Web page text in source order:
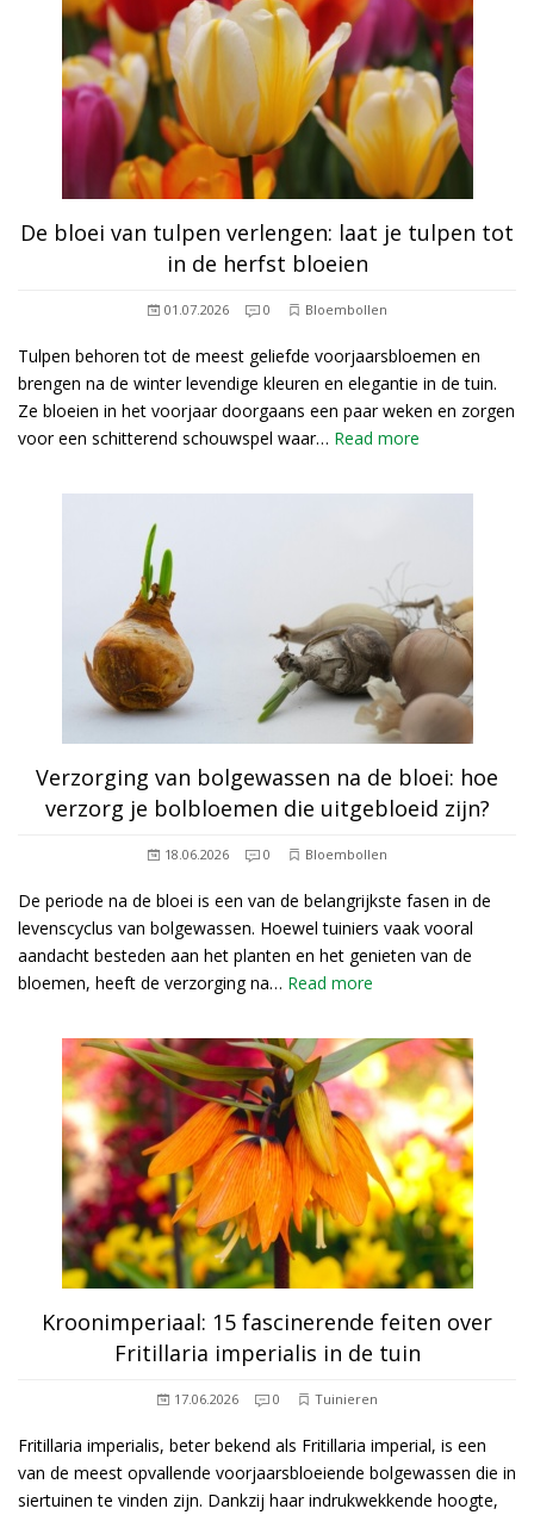
De bloei van tulpen verlengen: laat je tulpen tot
in de herfst bloeien
01.07.2026 0 Bloembollen
Tulpen behoren tot de meest geliefde voorjaarsbloemen en
brengen na de winter levendige kleuren en elegantie in de tuin.
Ze bloeien in het voorjaar doorgaans een paar weken en zorgen
voor een schitterend schouwspel waar… Read more
Verzorging van bolgewassen na de bloei: hoe
verzorg je bolbloemen die uitgebloeid zijn?
18.06.2026 0 Bloembollen
De periode na de bloei is een van de belangrijkste fasen in de
levenscyclus van bolgewassen. Hoewel tuiniers vaak vooral
aandacht besteden aan het planten en het genieten van de
bloemen, heeft de verzorging na… Read more
Kroonimperiaal: 15 fascinerende feiten over
Fritillaria imperialis in de tuin
17.06.2026 0 Tuinieren
Fritillaria imperialis, beter bekend als Fritillaria imperial, is een
van de meest opvallende voorjaarsbloeiende bolgewassen die in
siertuinen te vinden zijn. Dankzij haar indrukwekkende hoogte,